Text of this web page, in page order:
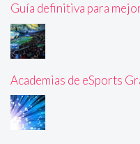
Guía definitiva para
Academias de eSports